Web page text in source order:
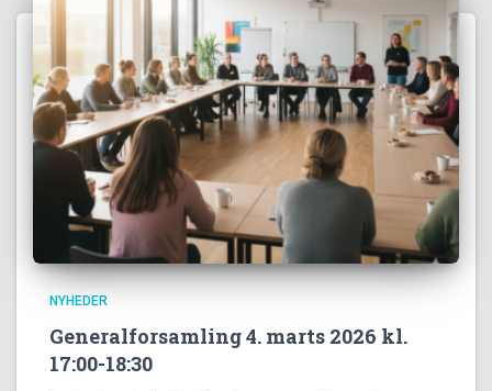
NYHEDER
Generalforsamling 4. marts 2026 kl.
17:00-18:30